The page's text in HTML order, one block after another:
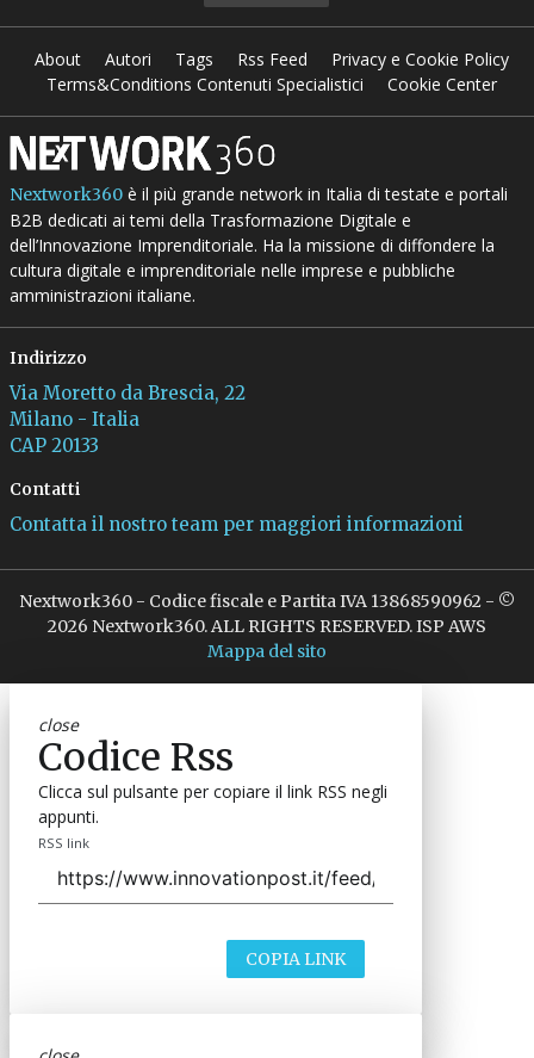
About Autori Tags Rss Feed
Privacy e Cookie Policy
Terms&Conditions Contenuti Specialistici
Cookie Center
Nextwork360è il più grande network in Italia di testate e portali
B2B dedicati ai temi della Trasformazione Digitale e
dell’Innovazione Imprenditoriale. Ha la missione di diffondere la
cultura digitale e imprenditoriale nelle imprese e pubbliche
amministrazioni italiane.
Indirizzo
Via Moretto da Brescia, 22
Milano - Italia
CAP 20133
Contatti
Contatta il nostro team per maggiori informazioni
Nextwork360 - Codice fiscale e Partita IVA 13868590962 - ©
2026 Nextwork360. ALL RIGHTS RESERVED. ISP AWS
Mappa del sito
close
Codice Rss
Clicca sul pulsante per copiare il link RSS negli
appunti.
RSS link
COPIA LINK